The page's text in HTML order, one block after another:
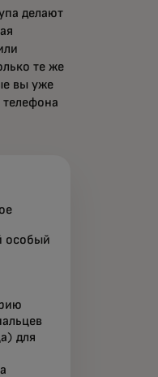
делают
те же
вы уже
телефона
особый
для